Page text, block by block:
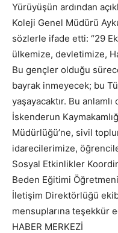
Yürüyüşün ardından
Koleji Genel Müdürü
sözlerle ifade etti: “29
ülkemize, devletimize,
Bu gençler olduğu
bayrak inmeyecek; bu
yaşayacaktır. Bu
İskenderun
Müdürlüğü’ne, sivil
idarecilerimize,
Sosyal Etkinlikler
Beden Eğitimi
İletişim Direktörlüğü
mensuplarına teşekkür
HABER MERKEZİ